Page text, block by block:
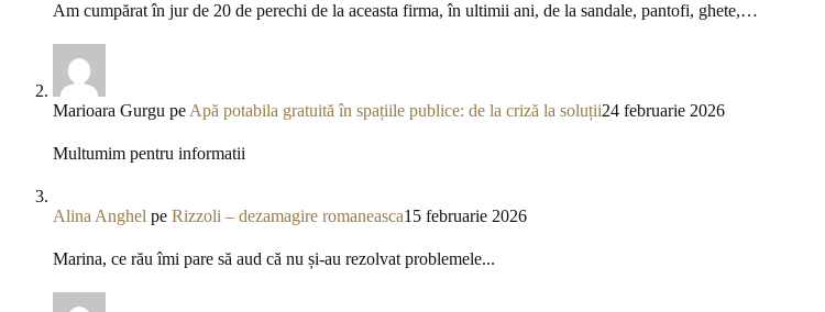
Am cumpărat în jur de 20 de perechi de la aceasta firma, în ultimii ani, de la sandale, pantofi, ghete,…
Marioara Gurgu peApă potabila gratuită în spațiile publice: de la criză la soluții24 februarie 2026
Multumim pentru informatii
Alina Anghel pe Rizzoli – dezamagire romaneasca15 februarie 2026
Marina, ce rău îmi pare să aud că nu și-au rezolvat problemele...